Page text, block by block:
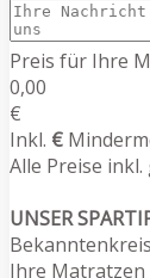
Preis für Ihre
0,00
€
Inkl. €
Alle Preise
UNSER
Ihre Matratzen